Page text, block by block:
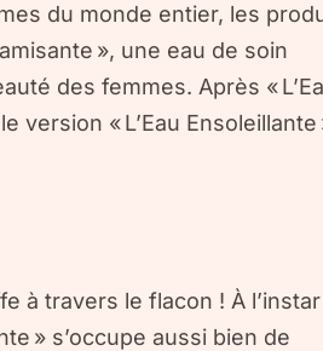
du monde entier, les
», une eau de soin
des femmes. Après «
version « L’Eau Ensoleillante
à travers le flacon ! À l’instar
» s’occupe aussi bien de